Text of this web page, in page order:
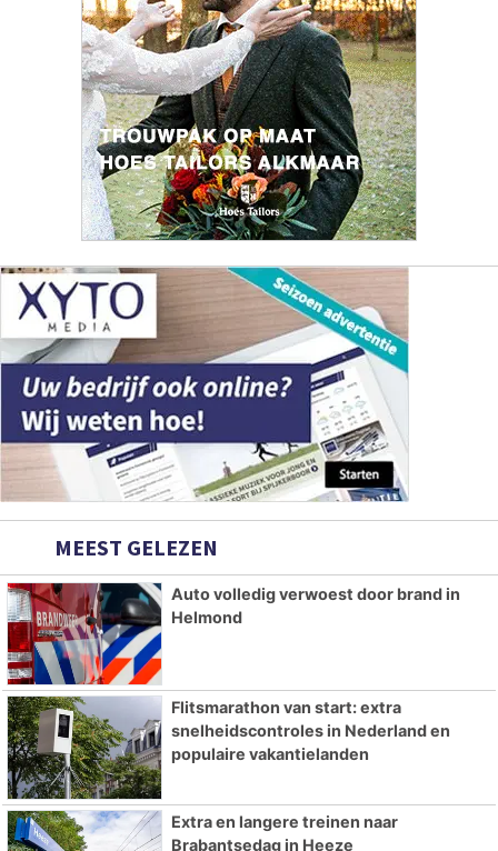
MEEST GELEZEN
Auto volledig verwoest door brand in
Helmond
Flitsmarathon van start: extra
snelheidscontroles in Nederland en
populaire vakantielanden
Extra en langere treinen naar
Brabantsedag in Heeze